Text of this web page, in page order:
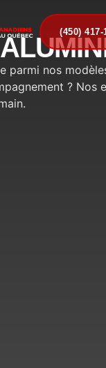
(450) 417-
parmi nos
? Nos